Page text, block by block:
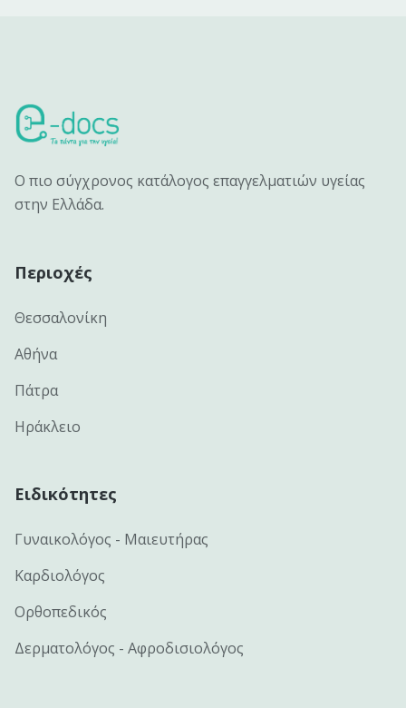
Ο πιο σύγχρονος κατάλογος επαγγελματιών υγείας
στην Ελλάδα.
Περιοχές
Θεσσαλονίκη
Αθήνα
Πάτρα
Ηράκλειο
Ειδικότητες
Γυναικολόγος - Μαιευτήρας
Καρδιολόγος
Ορθοπεδικός
Δερματολόγος - Αφροδισιολόγος